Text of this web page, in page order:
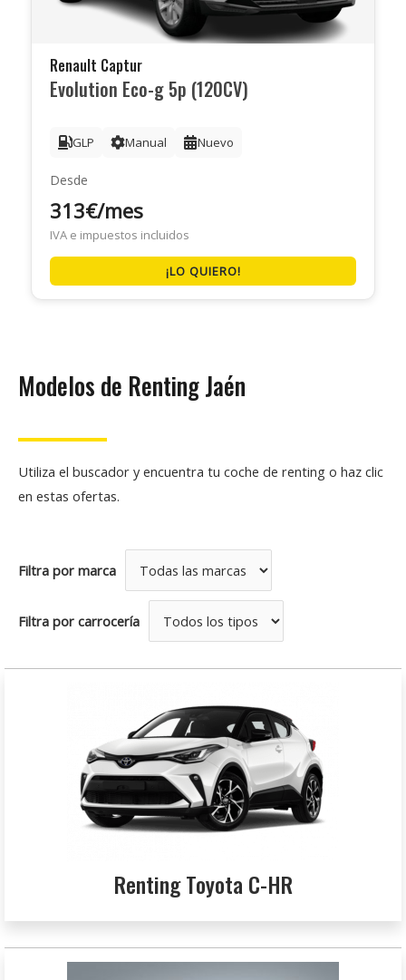
Renault Captur
Evolution Eco-g 5p (120CV)
GLP Manual Nuevo
Desde
313€/mes
IVA e impuestos incluidos
¡LO QUIERO!
Modelos de Renting Jaén
Utiliza el buscador y encuentra tu coche de renting o haz clic
en estas ofertas.
Filtra por marca
Filtra por carrocería
Renting Toyota C-HR